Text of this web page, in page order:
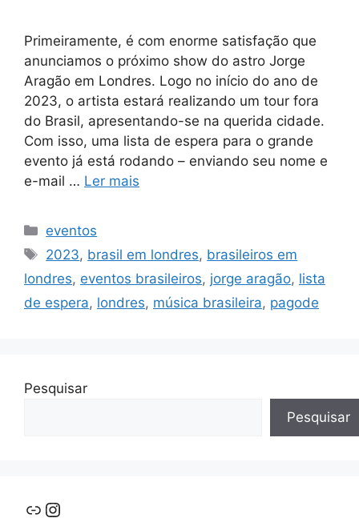
Primeiramente, é com enorme satisfação que
anunciamos o próximo show do astro Jorge
Aragão em Londres. Logo no início do ano de
2023, o artista estará realizando um tour fora
do Brasil, apresentando-se na querida cidade.
Com isso, uma lista de espera para o grande
evento já está rodando – enviando seu nome e
e-mail … Ler mais
Categorias
eventos
Tags
2023, brasil em londres, brasileiros em
londres, eventos brasileiros, jorge aragão, lista
de espera, londres, música brasileira, pagode
Pesquisar
Pesquisar
LinkInstagram